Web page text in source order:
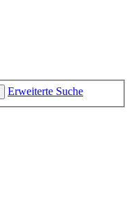
Erweiterte Suche